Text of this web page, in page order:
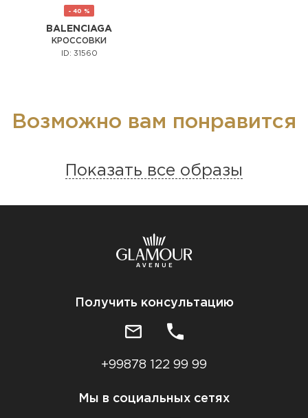
- 40 %
BALENCIAGA
КРОССОВКИ
ID: 31560
Возможно вам понравится
Показать все образы
Получить консультацию
+99878 122 99 99
Мы в социальных сетях